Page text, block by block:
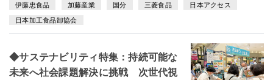
伊藤忠食品 加藤産業 国分 三菱食品 日本アクセス
日本加工食品卸協会
◆サステナビリティ特集：持続可能な
未来へ社会課題解決に挑戦 次世代視